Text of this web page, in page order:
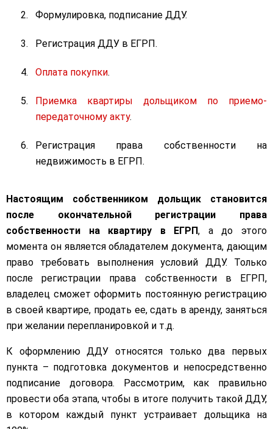
Формулировка, подписание ДДУ.
Регистрация ДДУ в ЕГРП.
Оплата покупки.
Приемка квартиры дольщиком по приемо-
передаточному акту.
Регистрация права собственности на
недвижимость в ЕГРП.
Настоящим собственником дольщик становится
после окончательной регистрации права
собственности на квартиру в ЕГРП, а до этого
момента он является обладателем документа, дающим
право требовать выполнения условий ДДУ. Только
после регистрации права собственности в ЕГРП,
владелец сможет оформить постоянную регистрацию
в своей квартире, продать ее, сдать в аренду, заняться
при желании перепланировкой и т.д.
К оформлению ДДУ относятся только два первых
пункта – подготовка документов и непосредственно
подписание договора. Рассмотрим, как правильно
провести оба этапа, чтобы в итоге получить такой ДДУ,
в котором каждый пункт устраивает дольщика на